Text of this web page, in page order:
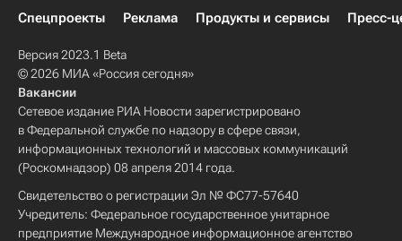
Спецпроекты
Реклама Продукты и сервисы Пресс-
Версия 2023.1 Beta
© 2026 МИА «Россия сегодня»
Вакансии
Сетевое издание РИА Новости зарегистрировано
в Федеральной службе по надзору в сфере связи,
информационных технологий и массовых коммуникаций
(Роскомнадзор) 08 апреля 2014 года.
Свидетельство о регистрации Эл № ФС77-57640
Учредитель: Федеральное государственное унитарное
предприятие Международное информационное агентство